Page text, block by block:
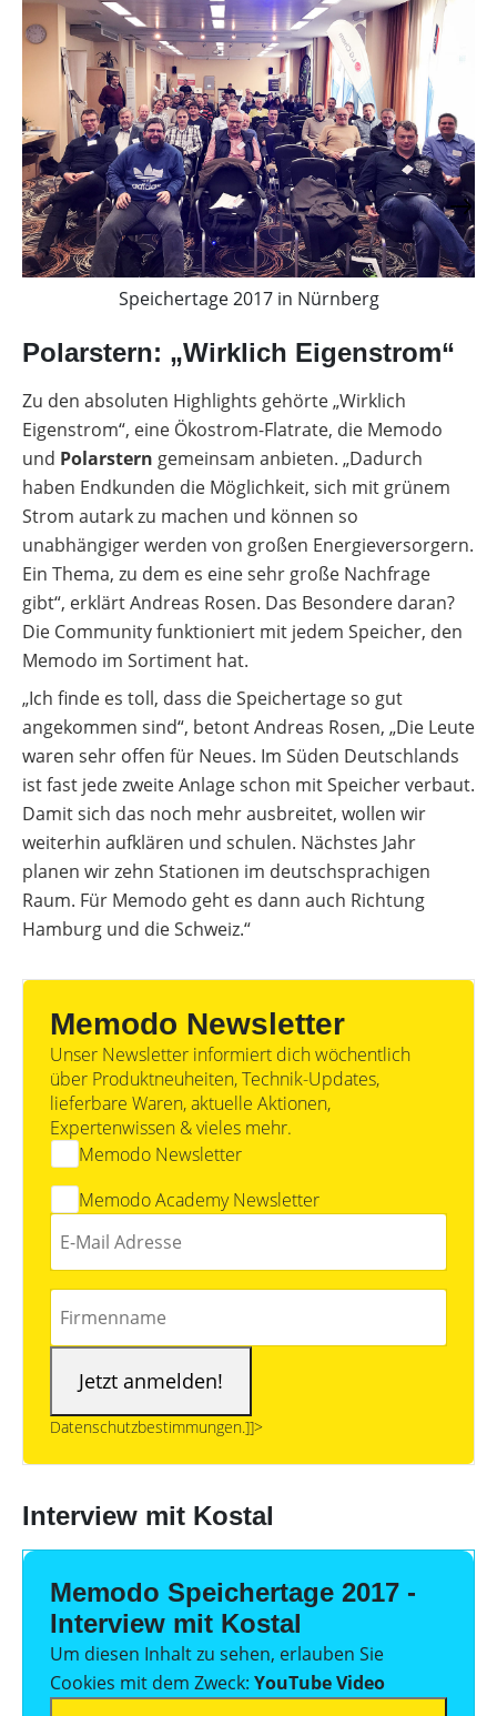
Speichertage 2017 in Nürnberg
Polarstern: „Wirklich Eigenstrom“
Zu den absoluten Highlights gehörte „Wirklich
Eigenstrom“, eine Ökostrom-Flatrate, die Memodo
und Polarstern gemeinsam anbieten. „Dadurch
haben Endkunden die Möglichkeit, sich mit grünem
Strom autark zu machen und können so
unabhängiger werden von großen Energieversorgern.
Ein Thema, zu dem es eine sehr große Nachfrage
gibt“, erklärt Andreas Rosen. Das Besondere daran?
Die Community funktioniert mit jedem Speicher, den
Memodo im Sortiment hat.
„Ich finde es toll, dass die Speichertage so gut
angekommen sind“, betont Andreas Rosen, „Die Leute
waren sehr offen für Neues. Im Süden Deutschlands
ist fast jede zweite Anlage schon mit Speicher verbaut.
Damit sich das noch mehr ausbreitet, wollen wir
weiterhin aufklären und schulen. Nächstes Jahr
planen wir zehn Stationen im deutschsprachigen
Raum. Für Memodo geht es dann auch Richtung
Hamburg und die Schweiz.“
Memodo Newsletter
Unser Newsletter informiert dich wöchentlich
über Produktneuheiten, Technik-Updates,
lieferbare Waren, aktuelle Aktionen,
Expertenwissen & vieles mehr.
Memodo Newsletter
Memodo Academy Newsletter
Datenschutzbestimmungen.]]>
Interview mit Kostal
Memodo Speichertage 2017 -
Interview mit Kostal
Um diesen Inhalt zu sehen, erlauben Sie
Cookies mit dem Zweck: YouTube Video